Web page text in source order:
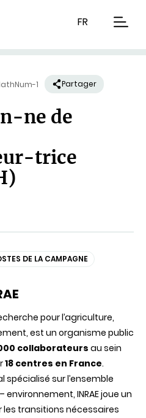
FR
1 Partager
ne de
trice
DE LA CAMPAGNE
pour l’agriculture,
est un organisme public
collaborateurs au sein
18 centres en France.
sur l’ensemble
INRAE joue un
transitions nécessaires